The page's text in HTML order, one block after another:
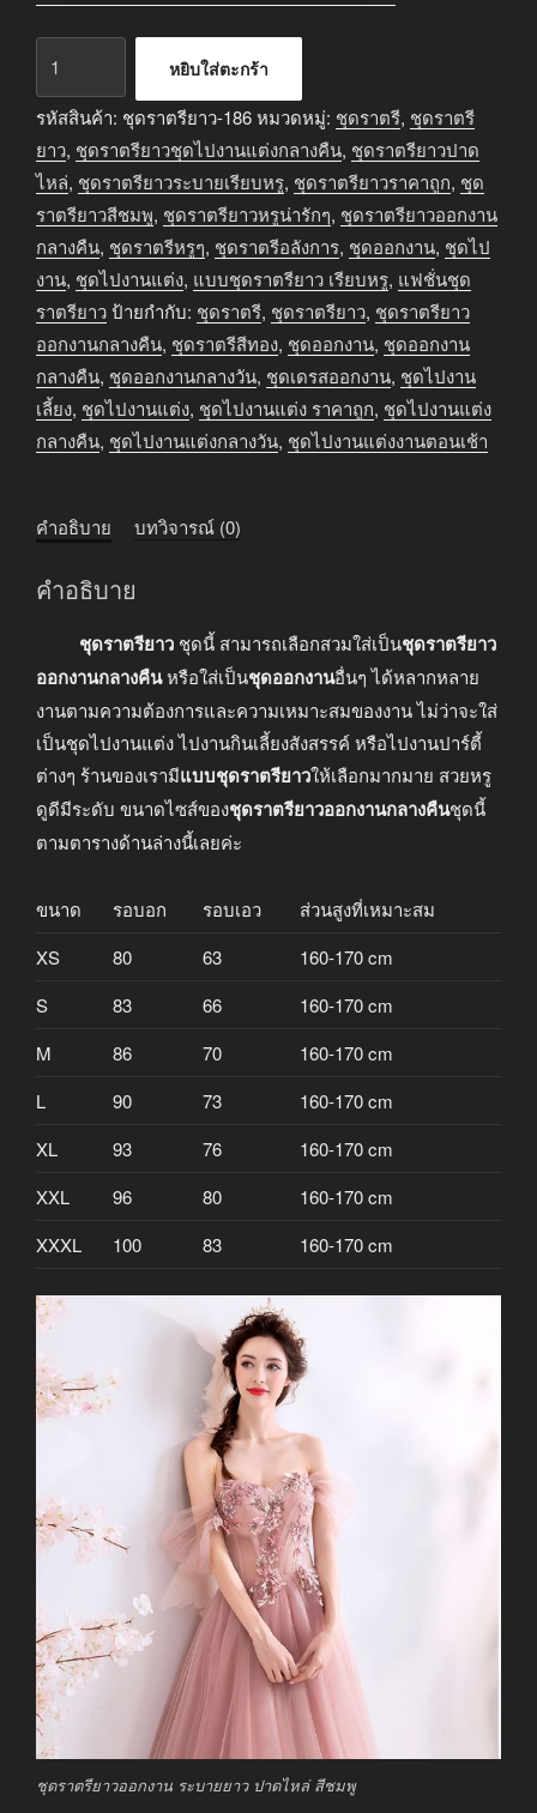
ราตรี
ยาว
ออกงาน
ระบาย
ยาว
ปาด
ไหล่
สีชมพู
ชิ้น
หยิบใส่ตะกร้า
รหัสสินค้า: ชุดราตรียาว-186หมวดหมู่: ชุดราตรี, ชุดราตรี
ยาว, ชุดราตรียาวชุดไปงานแต่งกลางคืน, ชุดราตรียาวปาด
ไหล่, ชุดราตรียาวระบายเรียบหรู, ชุดราตรียาวราคาถูก, ชุด
ราตรียาวสีชมพู, ชุดราตรียาวหรูน่ารักๆ, ชุดราตรียาวออกงาน
กลางคืน, ชุดราตรีหรูๆ, ชุดราตรีอลังการ, ชุดออกงาน, ชุดไป
งาน, ชุดไปงานแต่ง, แบบชุดราตรียาว เรียบหรู, แฟชั่นชุด
ราตรียาวป้ายกำกับ: ชุดราตรี, ชุดราตรียาว, ชุดราตรียาว
ออกงานกลางคืน, ชุดราตรีสีทอง, ชุดออกงาน, ชุดออกงาน
กลางคืน, ชุดออกงานกลางวัน, ชุดเดรสออกงาน, ชุดไปงาน
เลี้ยง, ชุดไปงานแต่ง, ชุดไปงานแต่ง ราคาถูก, ชุดไปงานแต่ง
กลางคืน, ชุดไปงานแต่งกลางวัน, ชุดไปงานแต่งงานตอนเช้า
คำอธิบาย บทวิจารณ์ (0)
คำอธิบาย
ชุดราตรียาว ชุดนี้ สามารถเลือกสวมใส่เป็นชุดราตรียาว
ออกงานกลางคืนหรือใส่เป็นชุดออกงานอื่นๆ ได้หลากหลาย
งานตามความต้องการและความเหมาะสมของงาน ไม่ว่าจะใส่
เป็นชุดไปงานแต่ง ไปงานกินเลี้ยงสังสรรค์ หรือไปงานปาร์ตี้
ต่างๆ ร้านของเรามีแบบชุดราตรียาวให้เลือกมากมาย สวยหรู
ดูดีมีระดับ ขนาดไซส์ของชุดราตรียาวออกงานกลางคืนชุดนี้
ตามตารางด้านล่างนี้เลยค่ะ
ขนาด รอบอก รอบเอว
ส่วนสูงที่เหมาะสม
XS
80 63
160-170 cm
S
83 66
160-170 cm
M
86 70
160-170 cm
L
90 73
160-170 cm
XL
93 76
160-170 cm
XXL
96 80
160-170 cm
XXXL
100 83 160-170 cm
ชุดราตรียาวออกงาน ระบายยาว ปาดไหล่ สีชมพู